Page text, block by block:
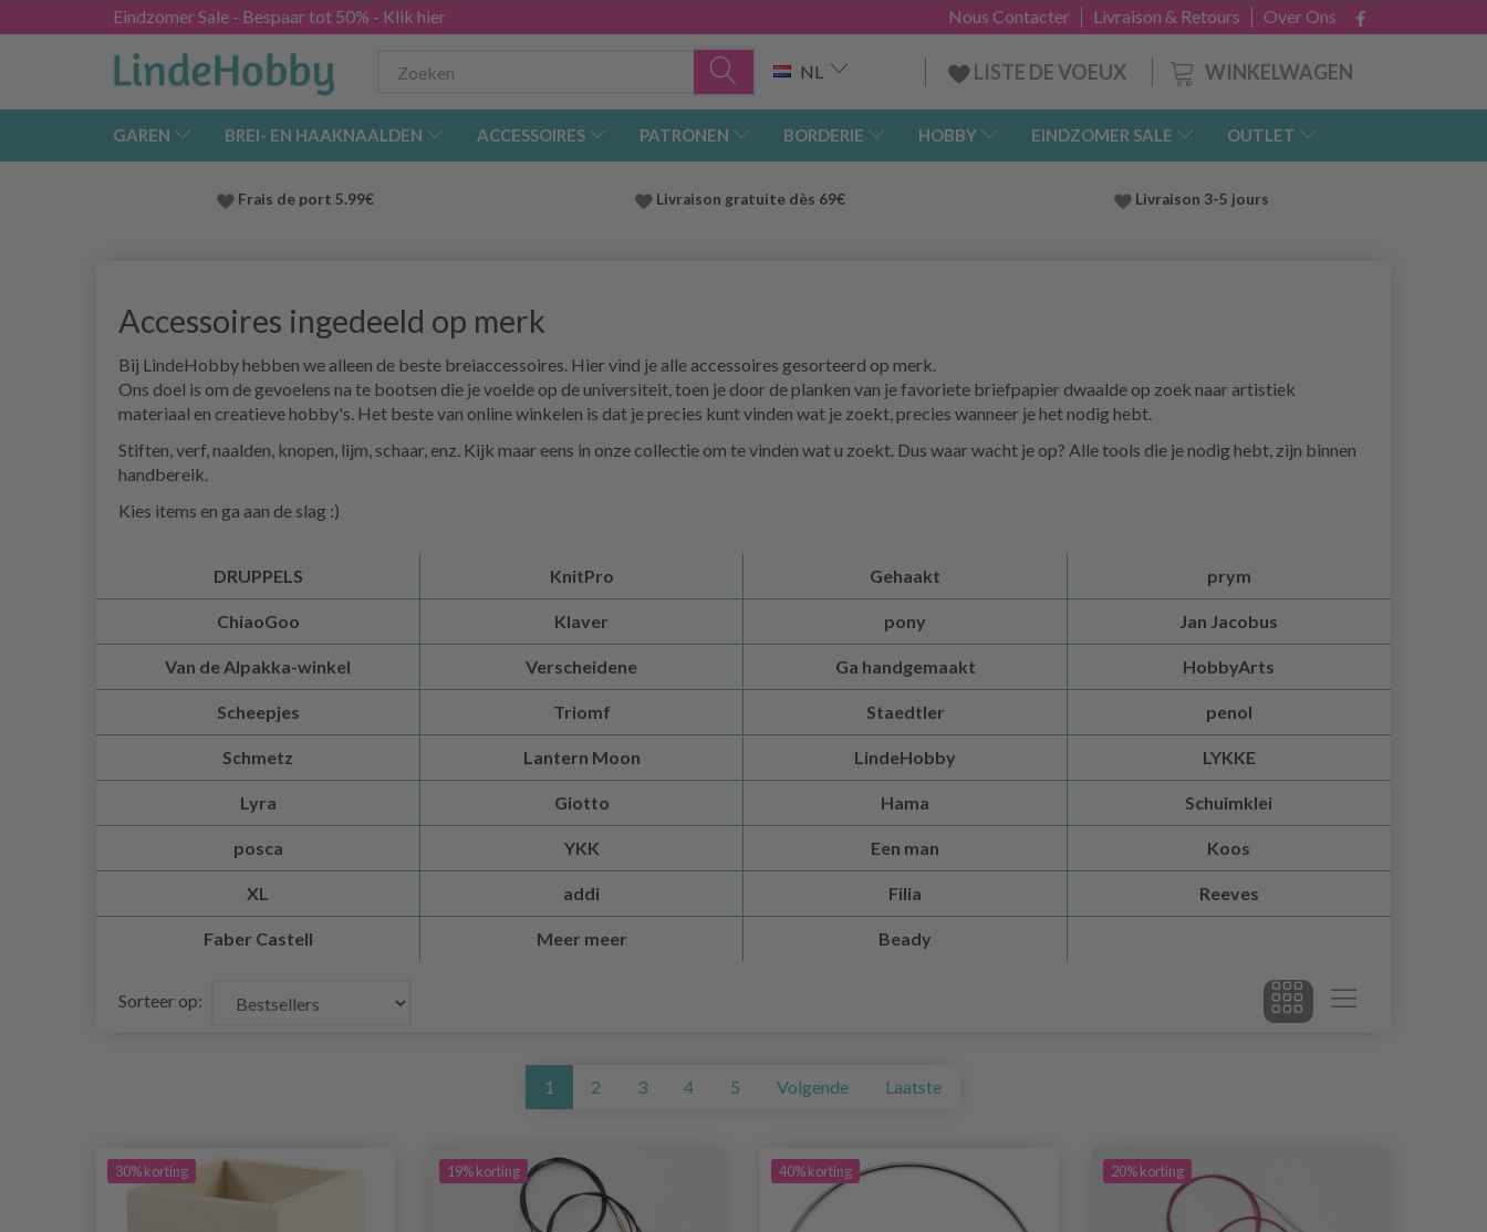
Eindzomer Sale - Bespaar tot 50% - Klik hier Over Ons
Livraison & Retours
Nous Contacter
WINKELWAGEN
NL LISTE DE VOEUX
GAREN BREI- EN HAAKNAALDEN ACCESSOIRES PATRONEN BORDERIE HOBBY EINDZOMER SALE OUTLET
Frais de port 5.99€ Livraison gratuite dès 69€ Livraison 3-5 jours
Accessoires ingedeeld op merk
Bij LindeHobby hebben we alleen de beste breiaccessoires. Hier vind je alle accessoires gesorteerd op merk.
Ons doel is om de gevoelens na te bootsen die je voelde op de universiteit, toen je door de planken van je favoriete briefpapier dwaalde op zoek naar artistiek
materiaal en creatieve hobby's. Het beste van online winkelen is dat je precies kunt vinden wat je zoekt, precies wanneer je het nodig hebt.
Stiften, verf, naalden, knopen, lijm, schaar, enz. Kijk maar eens in onze collectie om te vinden wat u zoekt. Dus waar wacht je op? Alle tools die je nodig hebt, zijn binnen
handbereik.
Kies items en ga aan de slag :)
DRUPPELS KnitPro Gehaakt prym
ChiaoGoo Klaver pony Jan Jacobus
Van de Alpakka-winkel Verscheidene Ga handgemaakt HobbyArts
Scheepjes Triomf Staedtler penol
Schmetz Lantern Moon LindeHobby LYKKE
Lyra Giotto Hama Schuimklei
posca YKK Een man Koos
XL addi Filia Reeves
Faber Castell Meer meer Beady
Sorteer op:
1 2 3 4 5 Volgende Laatste
30% korting 19% korting 40% korting 20% korting